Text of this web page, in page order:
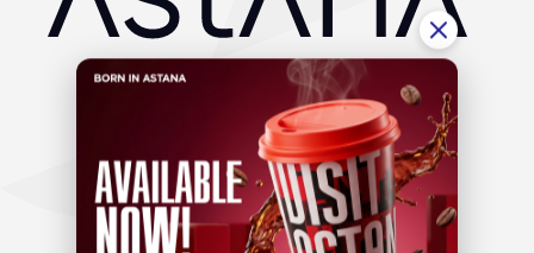
ГИД ПО ГОРОДУ
In the city
Near the city
Information